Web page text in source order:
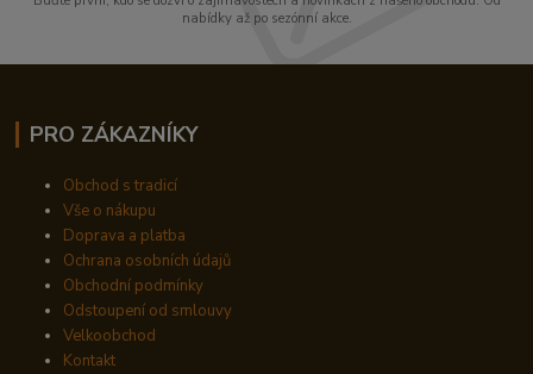
nabídky až po sezónní akce.
PRO ZÁKAZNÍKY
Obchod s tradicí
Vše o nákupu
Doprava a platba
Ochrana osobních údajů
Obchodní podmínky
Odstoupení od smlouvy
Velkoobchod
Kontakt